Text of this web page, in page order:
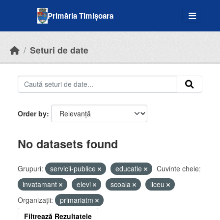
Primăria Timișoara
Seturi de date
Order by
No datasets found
Grupuri: servicii-publice educatie
Cuvinte cheie:
invatamant
elevi scoala
liceu
Organizații:
primariatm
Filtrează Rezultatele